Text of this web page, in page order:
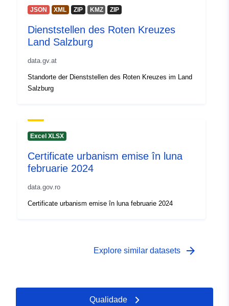
JSON XML ZIP KMZ ZIP
Dienststellen des Roten Kreuzes
Land Salzburg
data.gv.at
Standorte der Dienststellen des Roten Kreuzes im Land
Salzburg
Excel XLSX
Certificate urbanism emise în luna
februarie 2024
data.gov.ro
Certificate urbanism emise în luna februarie 2024
Explore similar datasets arrow_forward
Qualidade